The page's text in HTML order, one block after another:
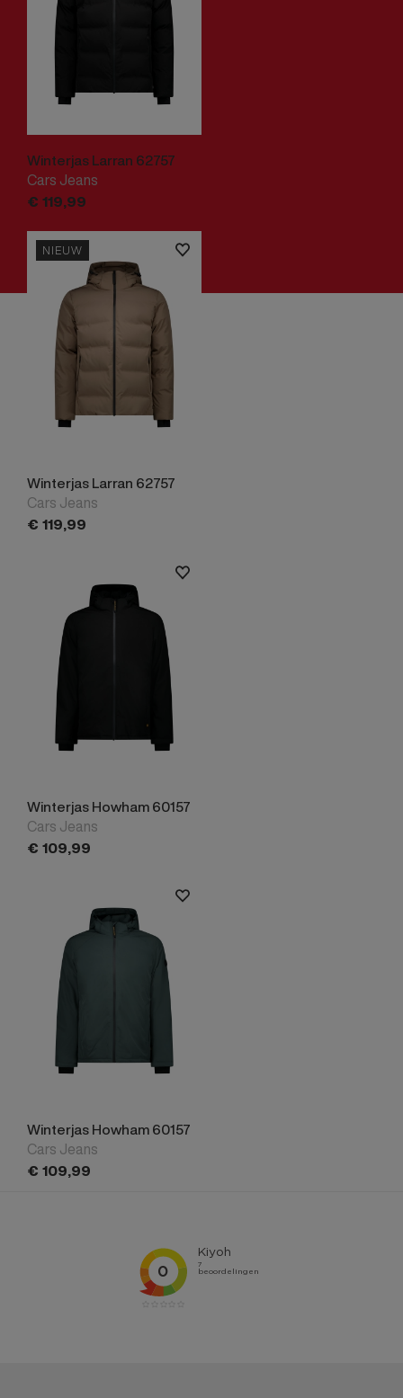
Winterjas Larran 62757
Cars Jeans
€ 119,99
NIEUW
Winterjas Larran 62757
Cars Jeans
€ 119,99
Winterjas Howham 60157
Cars Jeans
€ 109,99
Winterjas Howham 60157
Cars Jeans
€ 109,99